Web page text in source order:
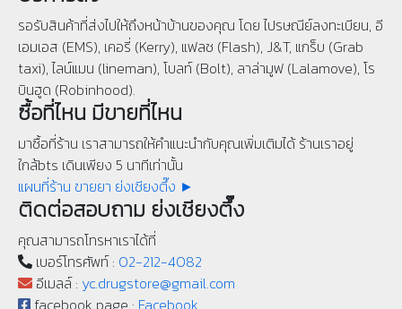
รอรับสินค้าที่ส่งไปให้ถึงหน้าบ้านของคุณ โดย ไปรษณีย์ลงทะเบียน, อี
เอมเอส (EMS), เคอรี่ (Kerry), แฟลช (Flash), J&T, แกร็บ (Grab
taxi), ไลน์แมน (lineman), โบลท์ (Bolt), ลาล่ามูฟ (Lalamove), โร
บินฮูด (Robinhood).
ซื้อที่ไหน มีขายที่ไหน
มาซื้อที่ร้าน เราสามารถให้คำแนะนำกับคุณเพิ่มเติมได้ ร้านเราอยู่
ใกล้bts เดินเพียง 5 นาทีเท่านั้น
แผนที่ร้าน ขายยา ย่งเชียงตึ๊ง ►
ติดต่อสอบถาม ย่งเชียงตึ๊ง
คุณสามารถโทรหาเราได้ที่
เบอร์โทรศัพท์ : 02-212-4082
อีเมลล์ : yc.drugstore@gmail.com
facebook page : Facebook